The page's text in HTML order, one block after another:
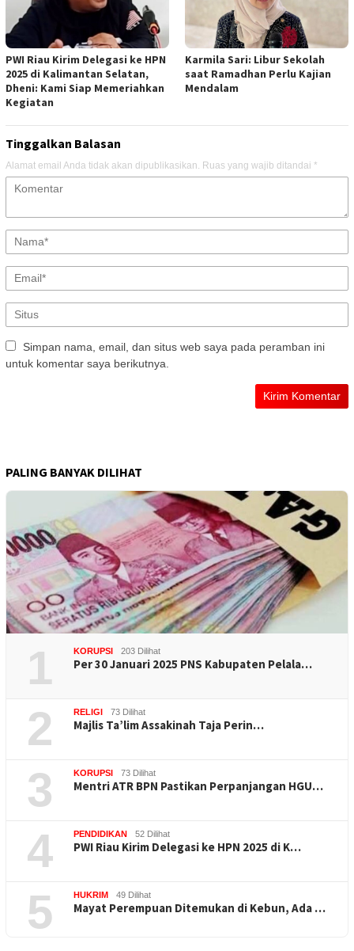
PWI Riau Kirim Delegasi ke HPN
2025 di Kalimantan Selatan,
Dheni: Kami Siap Memeriahkan
Kegiatan
Karmila Sari: Libur Sekolah
saat Ramadhan Perlu Kajian
Mendalam
Tinggalkan Balasan
Alamat email Anda tidak akan dipublikasikan. Ruas yang wajib ditandai *
Simpan nama, email, dan situs web saya pada peramban ini
untuk komentar saya berikutnya.
PALING BANYAK DILIHAT
1 KORUPSI 203 Dilihat
Per 30 Januari 2025 PNS Kabupaten Pelala…
2 RELIGI 73 Dilihat
Majlis Ta’lim Assakinah Taja Perin…
3 KORUPSI 73 Dilihat
Mentri ATR BPN Pastikan Perpanjangan HGU…
4 PENDIDIKAN 52 Dilihat
PWI Riau Kirim Delegasi ke HPN 2025 di K…
5 HUKRIM 49 Dilihat
Mayat Perempuan Ditemukan di Kebun, Ada …